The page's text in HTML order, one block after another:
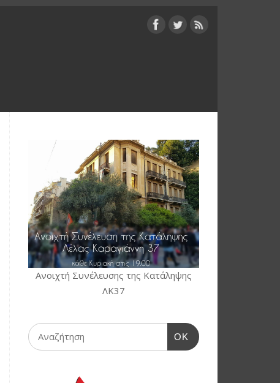
Ανοιχτή Συνέλευσης της Κατάληψης
ΛΚ37
OK